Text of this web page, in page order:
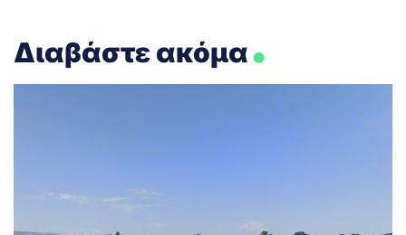
Διαβάστε ακόμα.